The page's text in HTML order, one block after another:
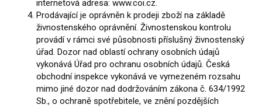
internetová adresa:www.coi.cz
Prodávající je oprávněn k prodeji zboží na základě
živnostenského oprávnění. Živnostenskou kontrolu
provádí v rámci své působnosti příslušný živnostenský
úřad. Dozor nad oblastí ochrany osobních údajů
vykonává Úřad pro ochranu osobních údajů. Česká
obchodní inspekce vykonává ve vymezeném rozsahu
mimo jiné dozor nad dodržováním zákona č. 634/1992
Sb., o ochraně spotřebitele, ve znění pozdějších